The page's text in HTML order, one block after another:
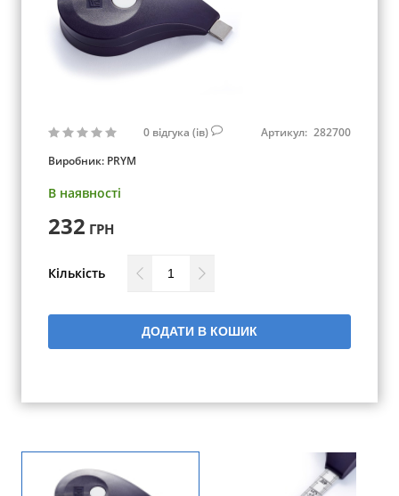
0 відгука (ів) Артикул: 282700
Виробник: PRYM
В наявності
232 ГРН
Кількість
ДОДАТИ В КОШИК